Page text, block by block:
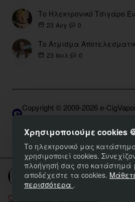
Χρησιμοποιούμε cookies
Το ηλεκτρονικό μας
χρησιμοποιεί cookies.
πλοήγησή σας στο κατάστημά
αποδέχεστε τα cookies.
περισσότερα .
23 Αυγ 0
23 Ιουλ 0
Copyright © 2009-2026 e-